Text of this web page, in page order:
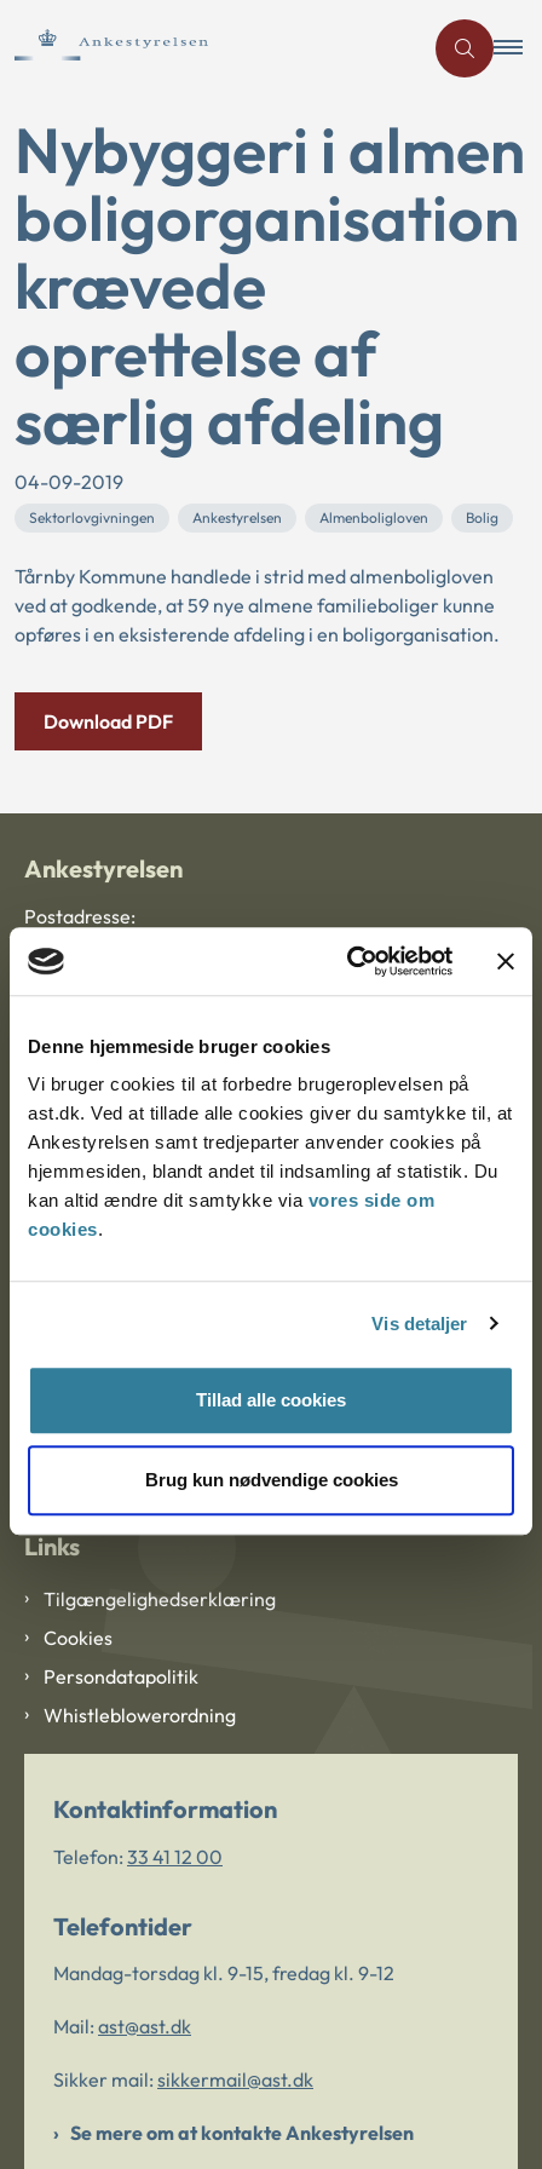
Denne hjemmeside bruger cookies
Vi bruger cookies til at forbedre brugeroplevelsen på
ast.dk. Ved at tillade alle cookies giver du samtykke til, at
Ankestyrelsen samt tredjeparter anvender cookies på
hjemmesiden, blandt andet til indsamling af statistik. Du
kan altid ændre dit samtykke via vores side om
cookies.
Vis detaljer
Tillad alle cookies
Brug kun nødvendige cookies
Nybyggeri i almen
boligorganisation
krævede
oprettelse af
særlig afdeling
04-09-2019
Sektorlovgivningen Ankestyrelsen Almenboligloven Bolig
Tårnby Kommune handlede i strid med almenboligloven
ved at godkende, at 59 nye almene familieboliger kunne
opføres i en eksisterende afdeling i en boligorganisation.
Download PDF
Ankestyrelsen
Postadresse:
Nytorv 7, 2. sal
9000 Aalborg
Ankestyrelsen Aalborg
Ankestyrelsen København
CVR: 1007 4002
Om Ankestyrelsen
Om Ankestyrelsen
Blanketter og kontaktformularer
Links
Tilgængelighedserklæring
Cookies
Persondatapolitik
Whistleblowerordning
Kontaktinformation
Telefon: 33 41 12 00
Telefontider
Mandag-torsdag kl. 9-15, fredag kl. 9-12
Mail: ast@ast.dk
Sikker mail: sikkermail@ast.dk
Se mere om at kontakte Ankestyrelsen